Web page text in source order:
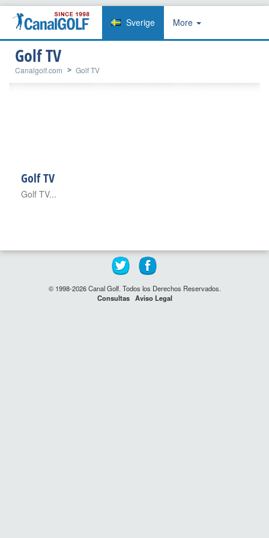
Sverige More
Golf TV
Canalgolf.com Golf TV
Golf TV
Golf TV...
© 1998-2026 Canal Golf. Todos los Derechos Reservados.
Consultas Aviso Legal